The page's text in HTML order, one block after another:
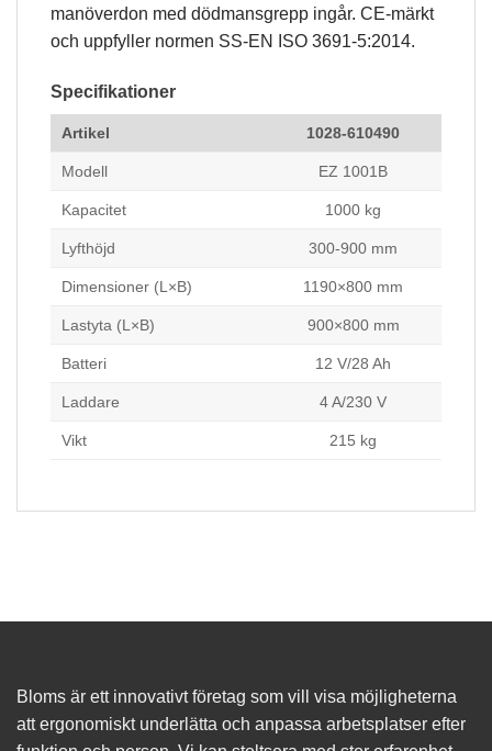
manöverdon med dödmansgrepp ingår. CE-märkt
och uppfyller normen SS-EN ISO 3691-5:2014.
Specifikationer
Artikel 1028-610490
Modell EZ 1001B
Kapacitet 1000 kg
Lyfthöjd 300-900 mm
Dimensioner (L×B) 1190×800 mm
Lastyta (L×B) 900×800 mm
Batteri 12 V/28 Ah
Laddare 4 A/230 V
Vikt 215 kg
Bloms är ett innovativt företag som vill visa möjligheterna
att ergonomiskt underlätta och anpassa arbetsplatser efter
besök. Om
här kakorna
funktionalitet
Marknadsföring
Genom att dela
med dig av dina
intressen och ditt
surfar ökar du
personligt
innehåll och